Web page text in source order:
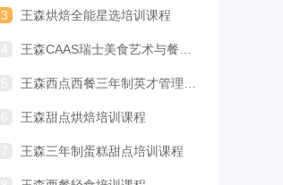
3 王森烘焙全能星选培训课程
王森CAAS瑞士美食艺术与餐饮管理专业留学
王森西点西餐三年制英才管理专业培训课程
王森甜点烘焙培训课程
王森三年制蛋糕甜点培训课程